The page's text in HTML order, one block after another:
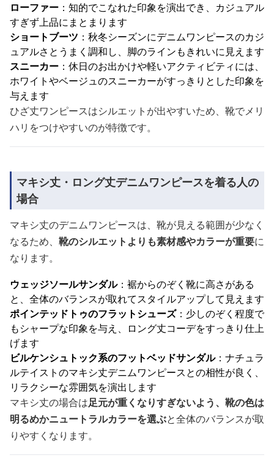
ローファー ：知的でこなれた印象を演出でき、カジュアル
すぎず上品にまとまります
ショートブーツ ：秋冬シーズンにデニムワンピースのカジ
ュアルさとうまく調和し、脚のラインもきれいに見えます
スニーカー ：休日のお出かけや軽いアクティビティには、
ホワイトやベージュのスニーカーがすっきりとした印象を
与えます
ひざ丈ワンピースはシルエットが出やすいため、靴でメリ
ハリをつけやすいのが特徴です。
マキシ丈・ロング丈デニムワンピースを着る人の
場合
マキシ丈のデニムワンピースは、靴が見える範囲が少なく
なるため、 靴のシルエットよりも素材感やカラーが重要に
なります。
ウェッジソールサンダル：裾からのぞく靴に高さがある
と、全体のバランスが取れてスタイルアップして見えます
ポインテッドトゥのフラットシューズ：少しのぞく程度で
もシャープな印象を与え、ロング丈コーデをすっきり仕上
げます
ビルケンシュトック系のフットベッドサンダル：ナチュラ
ルテイストのマキシ丈デニムワンピースとの相性が良く、
リラクシーな雰囲気を演出します
マキシ丈の場合は足元が重くなりすぎないよう、靴の色は
明るめかニュートラルカラーを選ぶと全体のバランスが取
りやすくなります。